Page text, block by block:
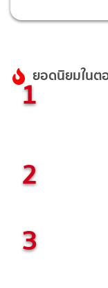
ยอดนิยมในต
1
2
3